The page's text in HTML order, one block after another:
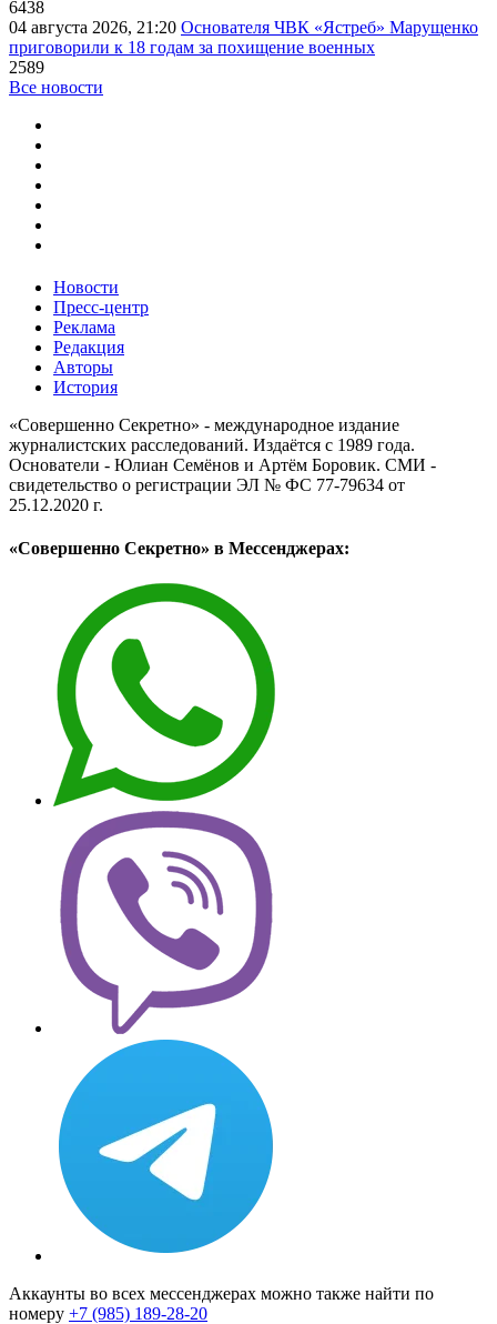
6438
04 августа 2026, 21:20 Основателя ЧВК «Ястреб» Марущенко
приговорили к 18 годам за похищение военных
2589
Все новости
Новости
Пресс-центр
Реклама
Редакция
Авторы
История
«Совершенно Секретно» - международное издание
журналистских расследований. Издаётся с 1989 года.
Основатели - Юлиан Семёнов и Артём Боровик. CМИ -
свидетельство о регистрации ЭЛ № ФС 77-79634 от
25.12.2020 г.
«Совершенно Секретно» в Мессенджерах:
Аккаунты во всех мессенджерах можно также найти по
номеру +7 (985) 189-28-20